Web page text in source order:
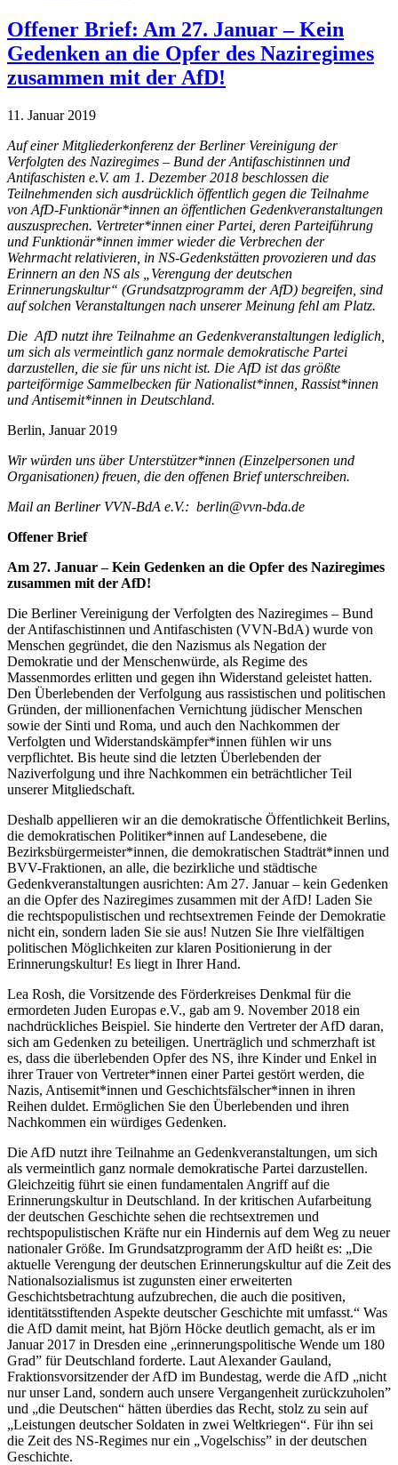
Offener Brief: Am 27. Januar – Kein
Gedenken an die Opfer des Naziregimes
zusammen mit der AfD!
11. Januar 2019
Auf einer Mitgliederkonferenz der Berliner Vereinigung der
Verfolgten des Naziregimes – Bund der Antifaschistinnen und
Antifaschisten e.V. am 1. Dezember 2018 beschlossen die
Teilnehmenden sich ausdrücklich öffentlich gegen die Teilnahme
von AfD-Funktionär*innen an öffentlichen Gedenkveranstaltungen
auszusprechen. Vertreter*innen einer Partei, deren Parteiführung
und Funktionär*innen immer wieder die Verbrechen der
Wehrmacht relativieren, in NS-Gedenkstätten provozieren und das
Erinnern an den NS als „Verengung der deutschen
Erinnerungskultur“ (Grundsatzprogramm der AfD) begreifen, sind
auf solchen Veranstaltungen nach unserer Meinung fehl am Platz.
Die AfD nutzt ihre Teilnahme an Gedenkveranstaltungen lediglich,
um sich als vermeintlich ganz normale demokratische Partei
darzustellen, die sie für uns nicht ist. Die AfD ist das größte
parteiförmige Sammelbecken für Nationalist*innen, Rassist*innen
und Antisemit*innen in Deutschland.
Berlin, Januar 2019
Wir würden uns über Unterstützer*innen (Einzelpersonen und
Organisationen) freuen, die den offenen Brief unterschreiben.
Mail an Berliner VVN-BdA e.V.: berlin@vvn-bda.de
Offener Brief
Am 27. Januar – Kein Gedenken an die Opfer des Naziregimes
zusammen mit der AfD!
Die Berliner Vereinigung der Verfolgten des Naziregimes – Bund
der Antifaschistinnen und Antifaschisten (VVN-BdA) wurde von
Menschen gegründet, die den Nazismus als Negation der
Demokratie und der Menschenwürde, als Regime des
Massenmordes erlitten und gegen ihn Widerstand geleistet hatten.
Den Überlebenden der Verfolgung aus rassistischen und politischen
Gründen, der millionenfachen Vernichtung jüdischer Menschen
sowie der Sinti und Roma, und auch den Nachkommen der
Verfolgten und Widerstandskämpfer*innen fühlen wir uns
verpflichtet. Bis heute sind die letzten Überlebenden der
Naziverfolgung und ihre Nachkommen ein beträchtlicher Teil
unserer Mitgliedschaft.
Deshalb appellieren wir an die demokratische Öffentlichkeit Berlins,
die demokratischen Politiker*innen auf Landesebene, die
Bezirksbürgermeister*innen, die demokratischen Stadträt*innen und
BVV-Fraktionen, an alle, die bezirkliche und städtische
Gedenkveranstaltungen ausrichten: Am 27. Januar – kein Gedenken
an die Opfer des Naziregimes zusammen mit der AfD! Laden Sie
die rechtspopulistischen und rechtsextremen Feinde der Demokratie
nicht ein, sondern laden Sie sie aus! Nutzen Sie Ihre vielfältigen
politischen Möglichkeiten zur klaren Positionierung in der
Erinnerungskultur! Es liegt in Ihrer Hand.
Lea Rosh, die Vorsitzende des Förderkreises Denkmal für die
ermordeten Juden Europas e.V., gab am 9. November 2018 ein
nachdrückliches Beispiel. Sie hinderte den Vertreter der AfD daran,
sich am Gedenken zu beteiligen. Unerträglich und schmerzhaft ist
es, dass die überlebenden Opfer des NS, ihre Kinder und Enkel in
ihrer Trauer von Vertreter*innen einer Partei gestört werden, die
Nazis, Antisemit*innen und Geschichtsfälscher*innen in ihren
Reihen duldet. Ermöglichen Sie den Überlebenden und ihren
Nachkommen ein würdiges Gedenken.
Die AfD nutzt ihre Teilnahme an Gedenkveranstaltungen, um sich
als vermeintlich ganz normale demokratische Partei darzustellen.
Gleichzeitig führt sie einen fundamentalen Angriff auf die
Erinnerungskultur in Deutschland. In der kritischen Aufarbeitung
der deutschen Geschichte sehen die rechtsextremen und
rechtspopulistischen Kräfte nur ein Hindernis auf dem Weg zu neuer
nationaler Größe. Im Grundsatzprogramm der AfD heißt es: „Die
aktuelle Verengung der deutschen Erinnerungskultur auf die Zeit des
Nationalsozialismus ist zugunsten einer erweiterten
Geschichtsbetrachtung aufzubrechen, die auch die positiven,
identitätsstiftenden Aspekte deutscher Geschichte mit umfasst.“ Was
die AfD damit meint, hat Björn Höcke deutlich gemacht, als er im
Januar 2017 in Dresden eine „erinnerungspolitische Wende um 180
Grad” für Deutschland forderte. Laut Alexander Gauland,
Fraktionsvorsitzender der AfD im Bundestag, werde die AfD „nicht
nur unser Land, sondern auch unsere Vergangenheit zurückzuholen”
und „die Deutschen“ hätten überdies das Recht, stolz zu sein auf
„Leistungen deutscher Soldaten in zwei Weltkriegen“. Für ihn sei
die Zeit des NS-Regimes nur ein „Vogelschiss” in der deutschen
Geschichte.